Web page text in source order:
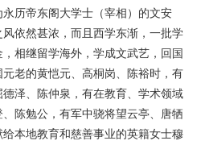
历帝东阁大学士（宰相）的文安
依然甚浓，而且西学东渐，一批学
相继留学海外，学成文武艺，回国
老的黄恺元、高桐岗、陈裕时，有
泽、陈仲泉，有在教育、学术领域
陈勉公，有军中骁将望云亭、唐牺
本地教育和慈善事业的英籍女士穆